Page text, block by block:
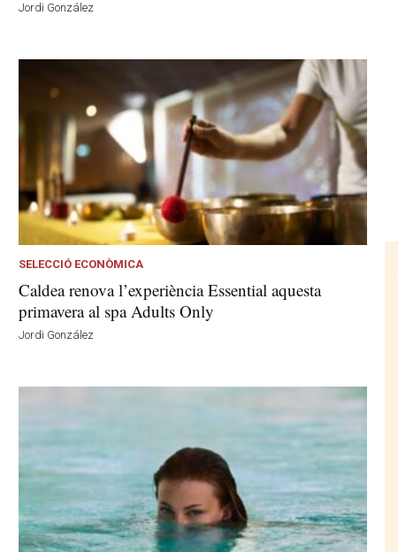
Jordi González
SELECCIÓ ECONÒMICA
Caldea renova l’experiència Essential aquesta
primavera al spa Adults Only
Jordi González